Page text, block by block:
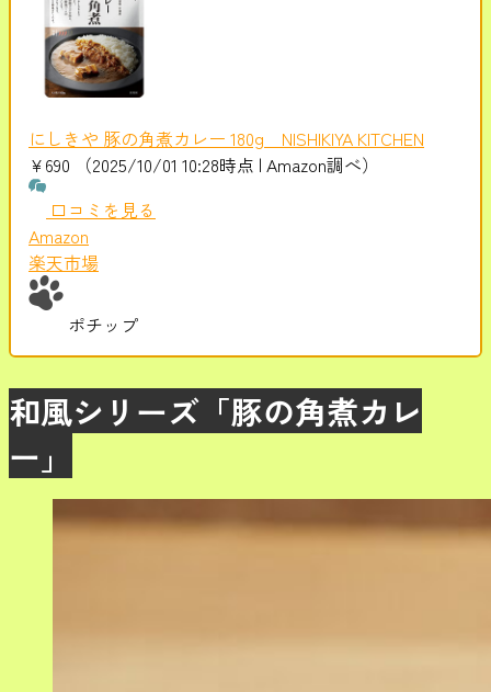
にしきや 豚の角煮カレー 180g NISHIKIYA KITCHEN
¥690
（2025/10/01 10:28時点 | Amazon調べ）
口コミを見る
Amazon
楽天市場
ポチップ
和風シリーズ「豚の角煮カレ
ー」